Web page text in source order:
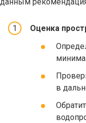
Оценка
в